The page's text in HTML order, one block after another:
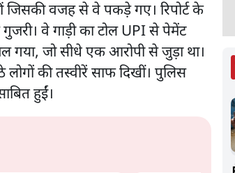
जिसकी वजह से वे पकड़े गए। रिपोर्ट के
वे गाड़ी का टोल UPI से पेमेंट
गया, जो सीधे एक आरोपी से जुड़ा था।
की तस्वीरें साफ दिखीं। पुलिस
हुईं।